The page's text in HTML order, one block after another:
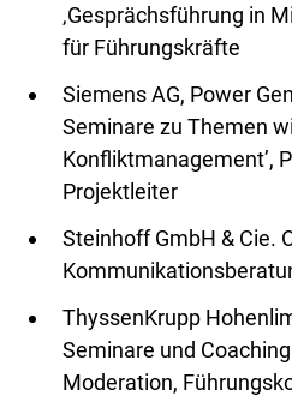
‚Gesprächsführung in
für Führungskräfte
Siemens AG, Power
Seminare zu Themen
Konfliktmanagement’,
Projektleiter
Steinhoff GmbH & Cie.
ThyssenKrupp
Seminare und
Moderation,